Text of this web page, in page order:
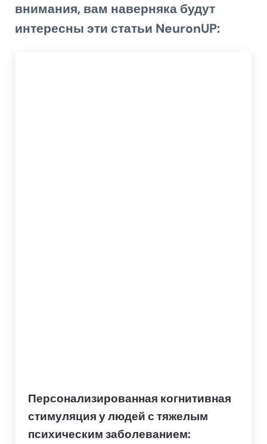
внимания, вам наверняка будут
интересны эти статьи NeuronUP:
Персонализированная когнитивная
стимуляция у людей с тяжелым
психическим заболеванием: